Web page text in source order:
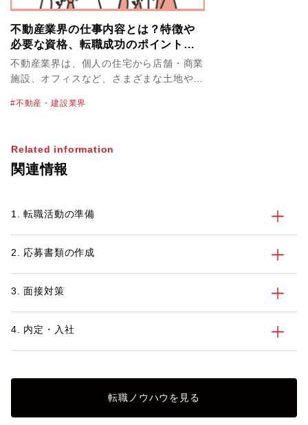
不動産業界の仕事内容とは？特徴や
必要な資格、転職成功のポイントを
解説！
不動産業界は、個人の住宅から店舗・商業
施設、オフィスなど、さまざまな土地や建
単価は高く、必然的に大きな案件を扱うこ
職で不動産業界を目指すにあたって、仕事
内容や必要なスキルを正しく知っておきた
て、業界の特徴や主な仕事内容、不動産業
します。
不動産・建設業界
Related information
関連情報
1. 転職活動の準備
2. 応募書類の作成
3. 面接対策
4. 内定・入社
転職ノウハウを見る